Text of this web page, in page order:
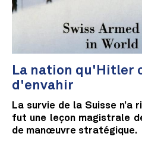
La nation qu'Hitler
d'envahir
La survie de la Suisse n’a
fut une leçon magistrale
de manœuvre stratégique.